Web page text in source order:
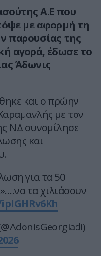
Α.Ε που
με αφορμή τη
παρουσίας της
αγορά, έδωσε το
Άδωνις
και ο πρώην
με τον
ΝΔ συνομίλησε
και
για τα 50
τα χιλιάσουν